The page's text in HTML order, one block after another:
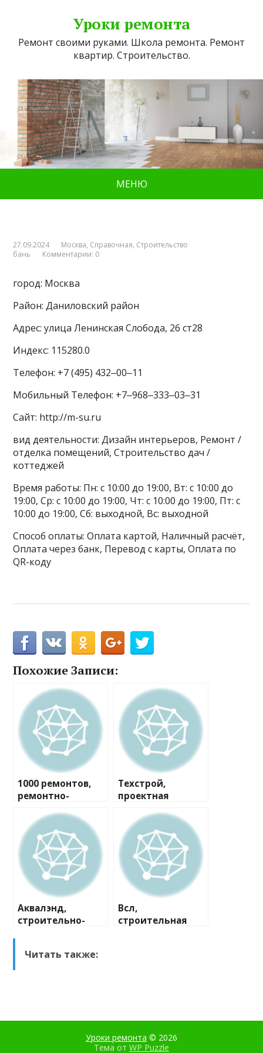
Уроки ремонта
Ремонт своими руками. Школа ремонта. Ремонт
квартир. Строительство.
МЕНЮ
27.09.2024 Москва, Справочная, Строительство
бань
Комментарии: 0
город: Москва
Район: Даниловский район
Адрес: улица Ленинская Слобода, 26 ст28
Индекс: 115280.0
Телефон: +7 (495) 432‒00‒11
Мобильный Телефон: +7‒968‒333‒03‒31
Сайт: http://m-su.ru
вид деятельности: Дизайн интерьеров, Ремонт /
отделка помещений, Строительство дач /
коттеджей
Время работы: Пн: с 10:00 до 19:00, Вт: с 10:00 до
19:00, Ср: с 10:00 до 19:00, Чт: с 10:00 до 19:00, Пт: с
10:00 до 19:00, Сб: выходной, Вс: выходной
Способ оплаты: Оплата картой, Наличный расчёт,
Оплата через банк, Перевод с карты, Оплата по
QR-коду
Похожие Записи:
1000 ремонтов,
ремонтно-
компания
Техстрой,
проектная
Аквалэнд,
строительно-
Всл,
строительная
Читать также:
Уроки ремонта © 2026
Тема от WP Puzzle